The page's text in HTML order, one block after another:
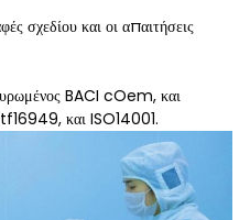
σχεδίου και οι απαιτήσεις
BACI cOem, και
και ISO14001.